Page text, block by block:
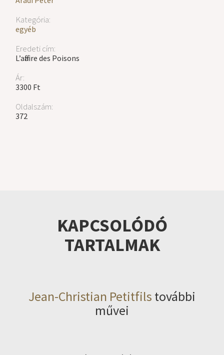
Kategória:
egyéb
Eredeti cím:
L’affaire des Poisons
Ár:
3300 Ft
Oldalszám:
372
KAPCSOLÓDÓ
TARTALMAK
Jean-Christian Petitfils további
művei